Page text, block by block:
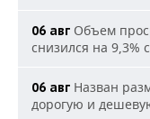
06 авг Объем
снизился на 9,3%
06 авг Назван
дорогую и